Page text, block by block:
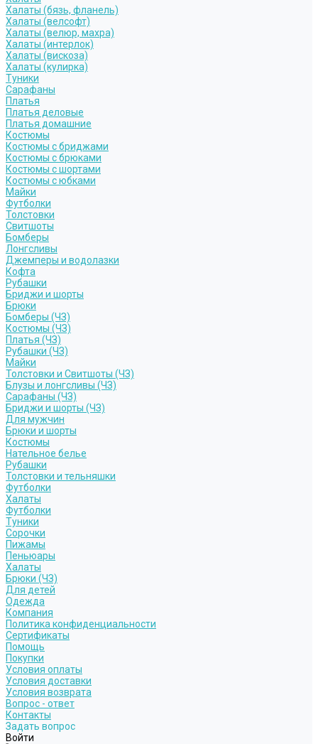
Халаты (бязь, фланель)
Халаты (велсофт)
Халаты (велюр, махра)
Халаты (интерлок)
Халаты (вискоза)
Халаты (кулирка)
Туники
Сарафаны
Платья
Платья деловые
Платья домашние
Костюмы
Костюмы с бриджами
Костюмы с брюками
Костюмы с шортами
Костюмы с юбками
Майки
Футболки
Толстовки
Свитшоты
Бомберы
Лонгсливы
Джемперы и водолазки
Кофта
Рубашки
Бриджи и шорты
Брюки
Бомберы (ЧЗ)
Костюмы (ЧЗ)
Платья (ЧЗ)
Рубашки (ЧЗ)
Майки
Толстовки и Свитшоты (ЧЗ)
Блузы и лонгсливы (ЧЗ)
Сарафаны (ЧЗ)
Бриджи и шорты (ЧЗ)
Для мужчин
Брюки и шорты
Костюмы
Нательное белье
Рубашки
Толстовки и тельняшки
Футболки
Халаты
Футболки
Туники
Сорочки
Пижамы
Пеньюары
Халаты
Брюки (ЧЗ)
Для детей
Одежда
Компания
Политика конфиденциальности
Сертификаты
Помощь
Покупки
Условия оплаты
Условия доставки
Условия возврата
Вопрос - ответ
Контакты
Задать вопрос
Войти